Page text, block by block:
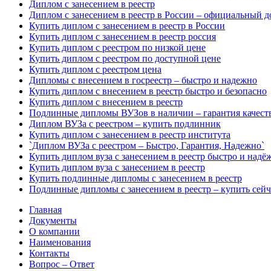
Диплом с занесением в реестр
Диплом с занесением в реестр в России – официальный
Купить диплом с занесением в реестр в России
Купить диплом с занесением в реестр россия
Купить диплом с реестром по низкой цене
Купить диплом с реестром по доступной цене
Купить диплом с реестром цена
Дипломы с внесением в госреестр – быстро и надежно
Купить диплом с внесением в реестр быстро и безопасно
Купить диплом с внесением в реестр
Подлинные дипломы ВУЗов в наличии – гарантия
Диплом ВУЗа с реестром – купить подлинник
Купить диплом с занесением в реестр института
`Диплом ВУЗа с реестром – Быстро, Гарантия, Надежно`
Купить диплом вуза с занесением в реестр быстро и
Купить диплом вуза с занесением в реестр
Купить подлинные дипломы с занесением в реестр
Подлинные дипломы с занесением в реестр – купить
Главная
Документы
О компании
Наименования
Контакты
Вопрос – Ответ